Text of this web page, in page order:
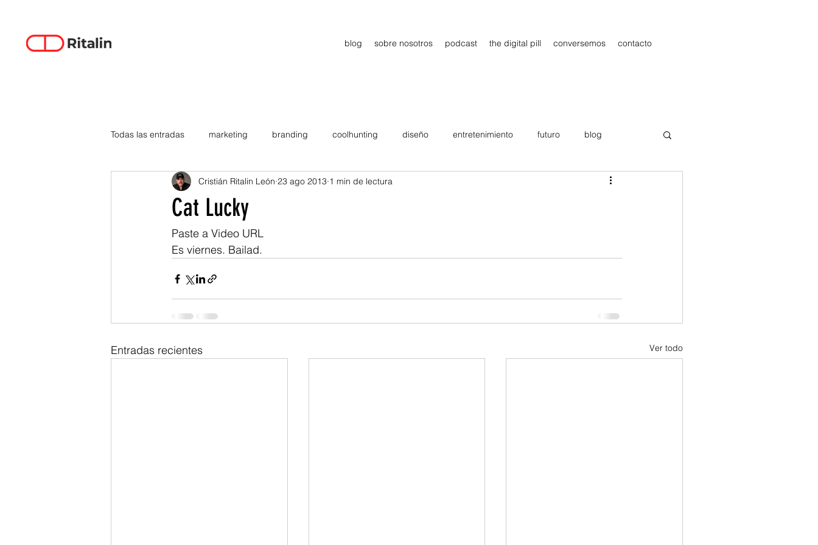
blog sobre nosotros podcast the digital pill conversemos contacto
Todas las entradas marketing branding coolhunting diseño entretenimiento futuro blog
data-driven creativity emprendimiento estrategia Publicidad
smartphones tecnología
Cat Lucky
Cristián Ritalin León 23 ago 2013 1 min de lectura
Paste a Video URL
Es viernes. Bailad.
Entradas recientes Ver todo